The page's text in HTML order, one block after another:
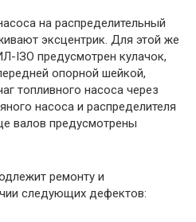
на распределительный
эксцентрик. Для этой же
ІЗО предусмотрен кулачок,
опорной шейкой,
топливного насоса через
насоса и распределителя
валов предусмотрены
ремонту и
следующих дефектов: